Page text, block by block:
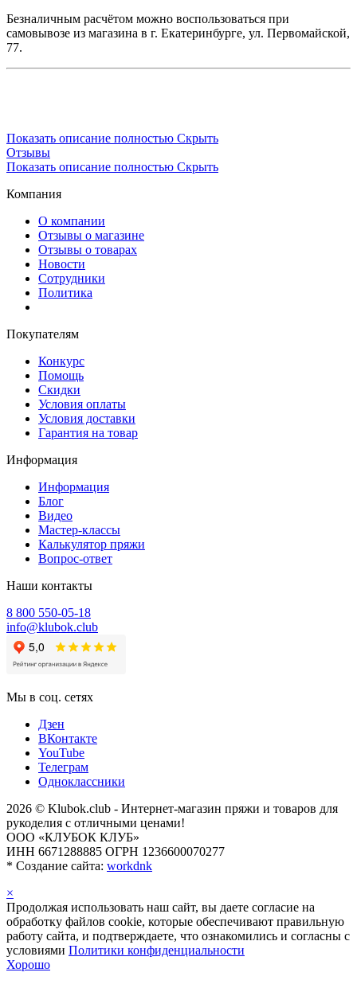
Безналичным расчётом можно воспользоваться при
самовывозе из магазина в г. Екатеринбурге, ул. Первомайской,
77.
Показать описание полностью Скрыть
Отзывы
Показать описание полностью Скрыть
Компания
О компании
Отзывы о магазине
Отзывы о товарах
Новости
Сотрудники
Политика
Покупателям
Конкурс
Помощь
Скидки
Условия оплаты
Условия доставки
Гарантия на товар
Информация
Информация
Блог
Видео
Мастер-классы
Калькулятор пряжи
Вопрос-ответ
Наши контакты
8 800 550-05-18
info@klubok.club
Мы в соц. сетях
Дзен
ВКонтакте
YouTube
Телеграм
Одноклассники
2026 © Klubok.club - Интернет-магазин пряжи и товаров для
рукоделия с отличными ценами!
ООО «КЛУБОК КЛУБ»
ИНН 6671288885 ОГРН 1236600070277
* Создание сайта: workdnk
×
Продолжая использовать наш сайт, вы даете согласие на
обработку файлов cookie, которые обеспечивают правильную
работу сайта, и подтверждаете, что ознакомились и согласны с
условиями Политики конфиденциальности
Хорошо